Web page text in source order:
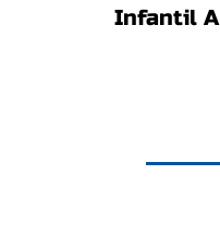
Infantil A